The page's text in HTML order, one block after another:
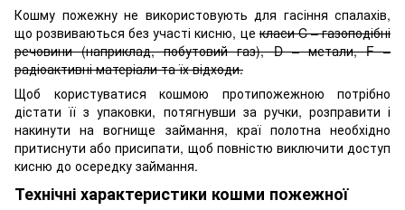
Кошму пожежну не використовують для гасіння спалахів,
що розвиваються без участі кисню, цекласи C – газоподібні
речовини (наприклад, побутовий газ), D – метали, F –
радіоактивні матеріали та їх відходи.
Щоб користуватися кошмою протипожежною потрібно
дістати її з упаковки, потягнувши за ручки, розправити і
накинути на вогнище займання, краї полотна необхідно
притиснути або присипати, щоб повністю виключити доступ
кисню до осередку займання.
Технічні характеристики кошми пожежної